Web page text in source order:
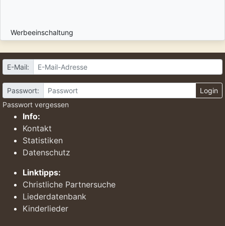
Werbeeinschaltung
E-Mail:
Passwort:
Login
Passwort vergessen
Info:
Kontakt
Statistiken
Datenschutz
Linktipps:
Christliche Partnersuche
Liederdatenbank
Kinderlieder